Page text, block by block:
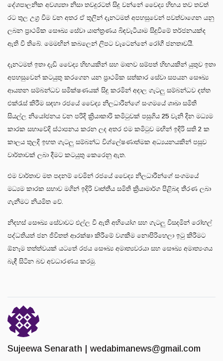
දේශපාලනික අවශ්‍යතා නිසා තවදුරටත් සිදු වන්නේ වෛද්‍ය හිඟය තව තවත්
රට තුල උග්‍ර වීම වන අතර ඒ තුලින් දැනටමත් අපහසුවෙන් පවත්වාගෙන යනු
ලබන ප්‍රාථමික සෞඛ්‍ය සේවා යාන්ත්‍රණය බිඳවැටීයාම සිදුවීමේ තර්ජනයක්ද
ඇති වී තිබේ. මෙමඟින් කබලෙන් ලිපට වැටෙන්නේ රෝගී ජනතාවයී.
දැනටමත් ඉතා දැඩි වෛද්‍ය හිඟයකින් සහ මානව සම්පත් හිඟයකින් යුතුව ඉතා
අපහසුවෙන් කටයුතු කරගෙන යන ප්‍රාථමික සත්කාර සේවා සපයන සෞඛ්‍ය
ආයතන සම්බන්ධව සමීක්ෂණයක් සිදු කරමින් අදාල ගැටලු සම්බන්ධව දත්ත
එක්රැස් කිරීම සඳහා රජයේ වෛද්‍ය නිලධාරීන්ගේ සංගමයේ ශාඛා සමිති
සියල්ල නියෝජනය වන පරිදි ක්‍රියාකාරි කමිටුවක් පසුගිය 25 වැනි දින මධ්‍යම
කාරක සභාවේදි ස්ථාපනය කරන ලද අතර එම කමිටුව මඟින් ඉදිරි සති 2 ක
කාලය තුලදි ඉහත ගැටලු සම්බන්ධ විශ්ලේෂණාත්මක අධ්‍යයනයකින් පසුව
වාර්තාවක් ලබා දීමට කටයුතු කෙරෙනු ඇත.
එම වාර්තාව මත පදනම් වෙමින් රජයේ වෛද්‍ය නිලධාරීන්ගේ සංගමයේ
මධ්‍යම කාරක සභාව මගින් ඉදිරි වෘත්තීය සමිති ක්‍රියාමාර්ග පිළිබද තීරණ ලබා
ගැනීමට නියමිත වේ.
නිදහස් සෞඛ්‍ය සේවාවට එල්ල වී ඇති අභියෝග සහ ගැටලු විසදමින් රෝහල්
පද්ධතියත් ජන ජිවිතත් ආරක්ෂා කිරීමේ වගකීම නොපිරිහෙලා ඉටු කිරීමට
ඕනෑම තත්ත්වයක් යටතේ රජය සෞඛ්‍ය අමාත්‍යවරයා සහ සෞඛ්‍ය අමාත්‍යංශය
බැඳී සිටින බව අවධාරණය කරමු.
Sujeewa Senarath | wedabimanews@gmail.com